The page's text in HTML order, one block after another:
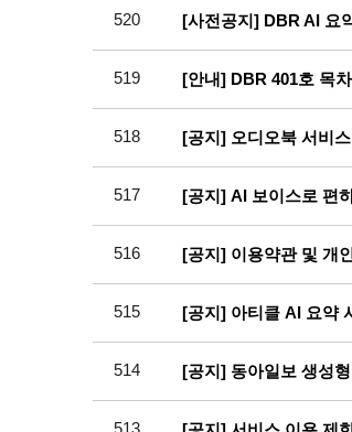
520 [사전공지] DBR AI 요
519 [안내] DBR 401호 목
518 [공지] 오디오북 서비
517 [공지] AI 보이스로 편
516 [공지] 이용약관 및 개
515 [공지] 아티클 AI 요약
514 [공지] 동아일보 생성